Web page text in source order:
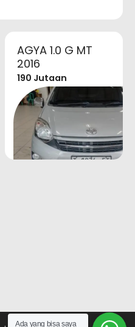
AGYA 1.0 G MT
2016
190 Jutaan
Ada yang bisa saya